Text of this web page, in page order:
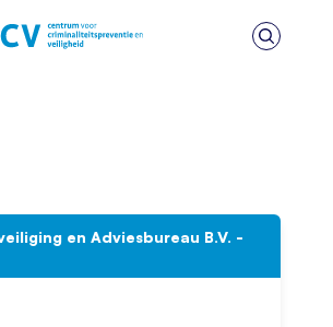
Zoeken
en Adviesbureau B.V. -